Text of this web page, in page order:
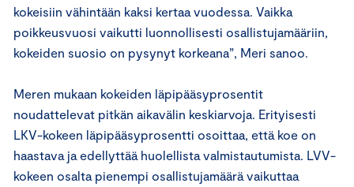
kokeisiin vähintään kaksi kertaa vuodessa. Vaikka
poikkeusvuosi vaikutti luonnollisesti osallistujamääriin,
kokeiden suosio on pysynyt korkeana”, Meri sanoo.
Meren mukaan kokeiden läpipääsyprosentit
noudattelevat pitkän aikavälin keskiarvoja. Erityisesti
LKV-kokeen läpipääsyprosentti osoittaa, että koe on
haastava ja edellyttää huolellista valmistautumista. LVV-
kokeen osalta pienempi osallistujamäärä vaikuttaa